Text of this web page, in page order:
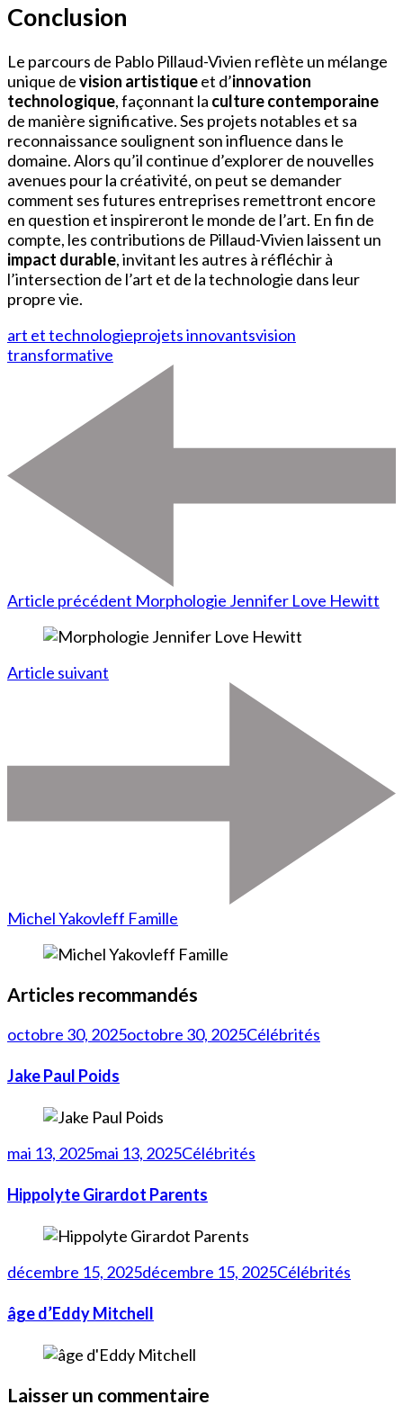
Conclusion
Le parcours de Pablo Pillaud-Vivien reflète un mélange
unique devision artistiqueet d’innovation
technologique, façonnant la culture contemporaine
de manière significative. Ses projets notables et sa
reconnaissance soulignent son influence dans le
domaine. Alors qu’il continue d’explorer de nouvelles
avenues pour la créativité, on peut se demander
comment ses futures entreprises remettront encore
en question et inspireront le monde de l’art. En fin de
compte, les contributions de Pillaud-Vivien laissent un
impact durable, invitant les autres à réfléchir à
l’intersection de l’art et de la technologie dans leur
propre vie.
art et technologieprojets innovantsvision
transformative
Article précédent Morphologie Jennifer Love Hewitt
Article suivant
Michel Yakovleff Famille
Articles recommandés
octobre 30, 2025octobre 30, 2025Célébrités
Jake Paul Poids
mai 13, 2025mai 13, 2025Célébrités
Hippolyte Girardot Parents
décembre 15, 2025décembre 15, 2025Célébrités
âge d’Eddy Mitchell
Laisser un commentaire